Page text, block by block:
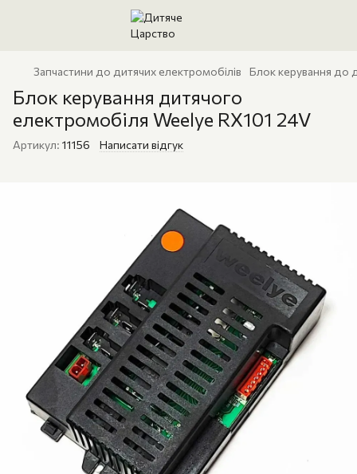
Запчастини до дитячих електромобілів Блок керування до
Блок керування дитячого
електромобіля Weelye RX101 24V
Артикул: 11156 Написати відгук